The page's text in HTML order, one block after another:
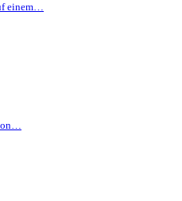
einem…